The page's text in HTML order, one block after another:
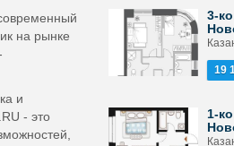
на рынке
и
- это
3-
19
1-